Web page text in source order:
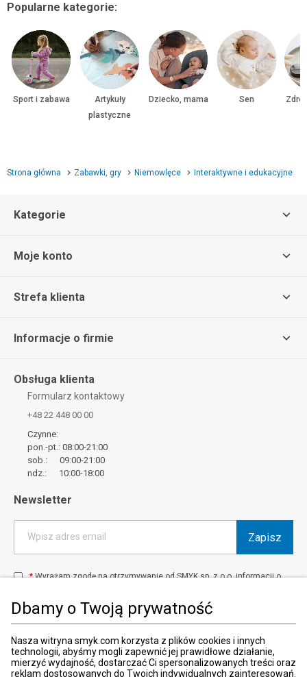
Dbamy o Twoją prywatność
Nasza witryna smyk.com korzysta z plików cookies i innych
technologii, abyśmy mogli zapewnić jej prawidłowe działanie,
mierzyć wydajność, dostarczać Ci spersonalizowanych treści oraz
reklam dostosowanych do Twoich indywidualnych zainteresowań.
Popularne kategorie:
Sport i zabawa
Artykuły
plastyczne
Dziecko, mama Sen
Strona główna Zabawki, gry Niemowlęce Interaktywne i edukacyjne
Kategorie
Moje konto
Strefa klienta
Informacje o firmie
Obsługa klienta
Formularz kontaktowy
+48 22 448 00 00
Czynne:
pon.-pt.: 08:00-21:00
sob.: 09:00-21:00
ndz.: 10:00-18:00
Newsletter
Wpisz adres email Zapisz
*Wyrażam zgodę na otrzymywanie od SMYK sp. z o.o. informacji o
elektronicznej (e-mail).
W każdej chwili możesz z łatwością cofnąć wyrażone zgody.